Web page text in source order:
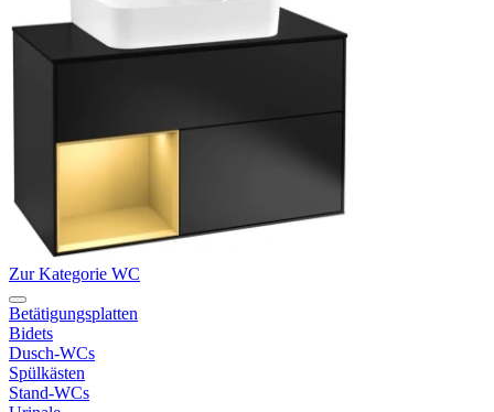
Zur Kategorie WC
Betätigungsplatten
Bidets
Dusch-WCs
Spülkästen
Stand-WCs